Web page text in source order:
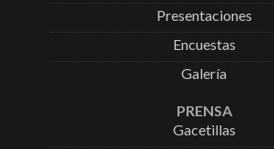
Presentaciones
Encuestas
Galería
PRENSA
Gacetillas